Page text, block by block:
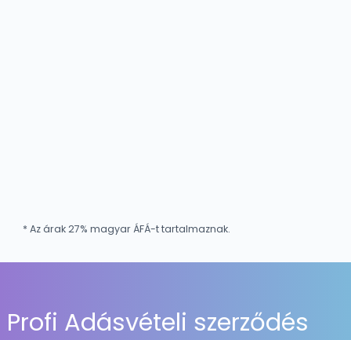
* Az árak 27% magyar ÁFÁ-t tartalmaznak.
Profi Adásvételi szerződés